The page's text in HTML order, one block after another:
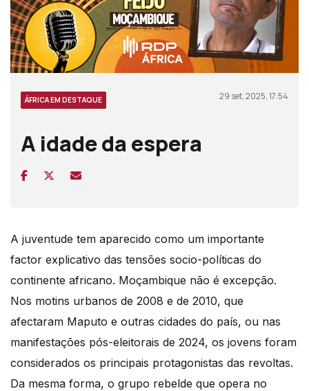
ÁFRICA EM DESTAQUE 29 set, 2025, 17:54
A idade da espera
A juventude tem aparecido como um importante
factor explicativo das tensões socio-políticas do
continente africano. Moçambique não é excepção.
Nos motins urbanos de 2008 e de 2010, que
afectaram Maputo e outras cidades do país, ou nas
manifestações pós-eleitorais de 2024, os jovens foram
considerados os principais protagonistas das revoltas.
Da mesma forma, o grupo rebelde que opera no